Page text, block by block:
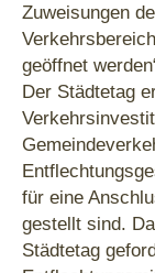
Zuweisungen
geöffnet
Der Städtetag
für eine
gestellt sind.
Städtetag